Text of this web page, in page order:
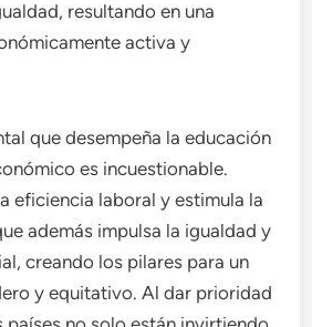
resultando en una
activa y
que desempeña la educación
es incuestionable.
eficiencia laboral y estimula la
además impulsa la igualdad y
creando los pilares para un
y equitativo. Al dar prioridad